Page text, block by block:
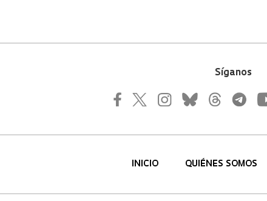
Síganos
INICIO QUIÉNES SOMOS